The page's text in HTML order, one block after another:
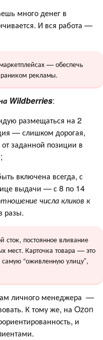
много денег в
И вся работа —
— обеспечь
рекламы.
Wildberries:
размещаться на 2
— слишком дорогая,
заданной позиции в
включена всегда, с
выдачи — с 8 по 14
числа кликов к
разы.
сток, постоянное вливание
мест. Карточка товара — это
“оживленную улицу”,
личного менеджера —
К тому же, на Ozon
и